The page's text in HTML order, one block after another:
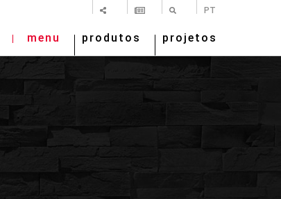
PT
menu produtos projetos